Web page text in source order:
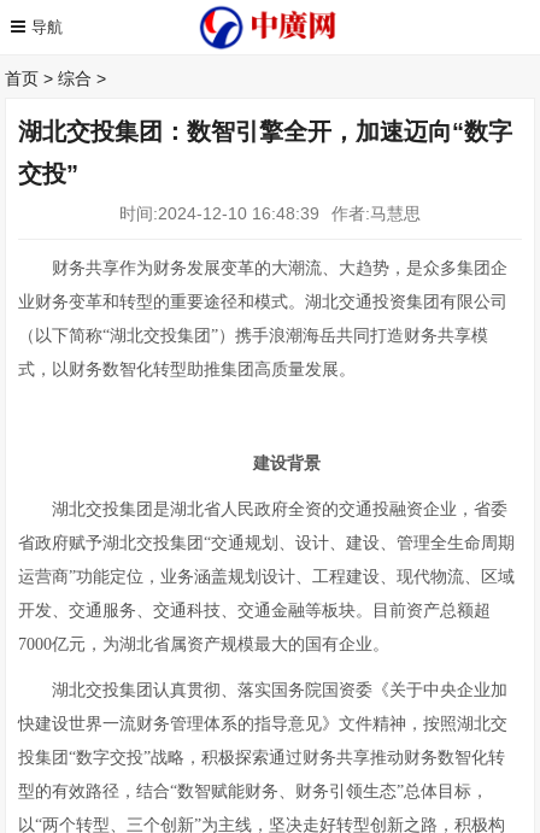
首页 >综合 >
湖北交投集团：数智引擎全开，加速迈向“数字
交投”
时间:2024-12-10 16:48:39 作者:马慧思
财务共享作为财务发展变革的大潮流、大趋势，是众多集团企
业财务变革和转型的重要途径和模式。湖北交通投资集团有限公司
（以下简称“湖北交投集团”）携手浪潮海岳共同打造财务共享模
式，以财务数智化转型助推集团高质量发展。
建设背景
湖北交投集团是湖北省人民政府全资的交通投融资企业，省委
省政府赋予湖北交投集团“交通规划、设计、建设、管理全生命周期
运营商”功能定位，业务涵盖规划设计、工程建设、现代物流、区域
开发、交通服务、交通科技、交通金融等板块。目前资产总额超
7000亿元，为湖北省属资产规模最大的国有企业。
湖北交投集团认真贯彻、落实国务院国资委《关于中央企业加
快建设世界一流财务管理体系的指导意见》文件精神，按照湖北交
投集团“数字交投”战略，积极探索通过财务共享推动财务数智化转
型的有效路径，结合“数智赋能财务、财务引领生态”总体目标，
以“两个转型、三个创新”为主线，坚决走好转型创新之路，积极构